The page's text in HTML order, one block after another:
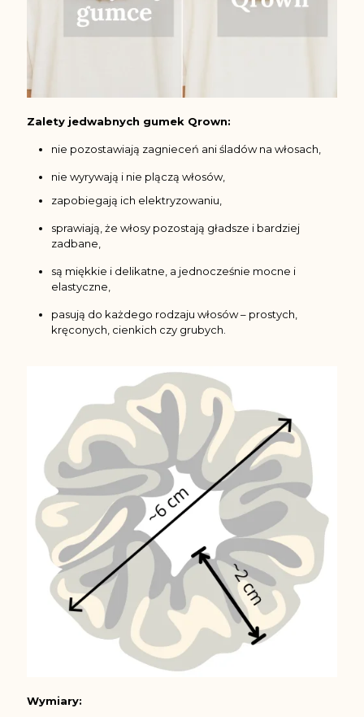
Zalety jedwabnych gumek Qrown:
nie pozostawiają zagnieceń ani śladów na włosach,
nie wyrywają i nie plączą włosów,
zapobiegają ich elektryzowaniu,
sprawiają, że włosy pozostają gładsze i bardziej
zadbane,
są miękkie i delikatne, a jednocześnie mocne i
elastyczne,
pasują do każdego rodzaju włosów – prostych,
kręconych, cienkich czy grubych.
Wymiary: